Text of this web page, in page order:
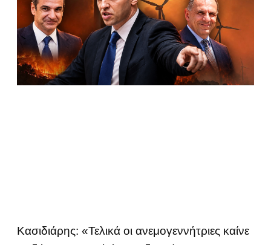
Κασιδιάρης: «Τελικά οι ανεμογεννήτριες καίνε